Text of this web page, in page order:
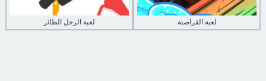
لعبة الرجل الطائر لعبة القراصنة